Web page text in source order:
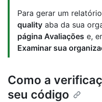
Para gerar um
quality aba da sua
página Avaliações e,
Examinar sua
Como a
seu código